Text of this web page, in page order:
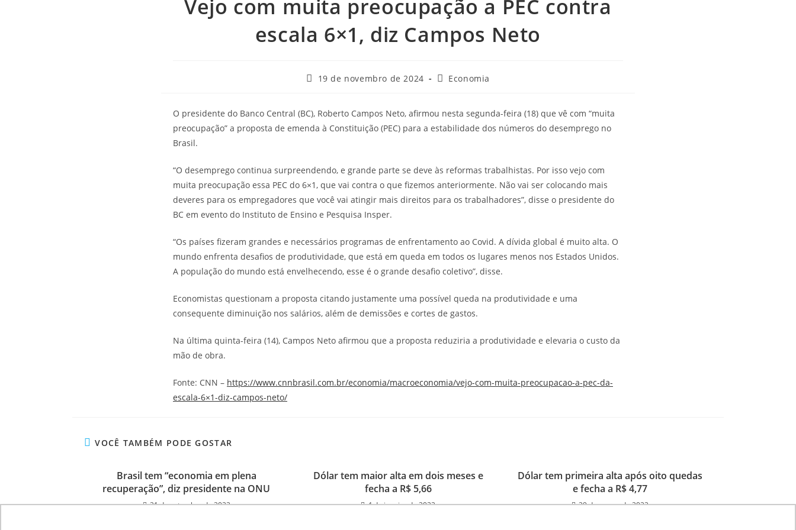
Vejo com muita preocupação a PEC contra
escala 6×1, diz Campos Neto
19 de novembro de 2024 Economia
O presidente do Banco Central (BC), Roberto Campos Neto, afirmou nesta segunda-feira (18) que vê com “muita
preocupação” a proposta de emenda à Constituição (PEC) para a estabilidade dos números do desemprego no
Brasil.
“O desemprego continua surpreendendo, e grande parte se deve às reformas trabalhistas. Por isso vejo com
muita preocupação essa PEC do 6×1, que vai contra o que fizemos anteriormente. Não vai ser colocando mais
deveres para os empregadores que você vai atingir mais direitos para os trabalhadores”, disse o presidente do
BC em evento do Instituto de Ensino e Pesquisa Insper.
“Os países fizeram grandes e necessários programas de enfrentamento ao Covid. A dívida global é muito alta. O
mundo enfrenta desafios de produtividade, que está em queda em todos os lugares menos nos Estados Unidos.
A população do mundo está envelhecendo, esse é o grande desafio coletivo”, disse.
Economistas questionam a proposta citando justamente uma possível queda na produtividade e uma
consequente diminuição nos salários, além de demissões e cortes de gastos.
Na última quinta-feira (14), Campos Neto afirmou que a proposta reduziria a produtividade e elevaria o custo da
mão de obra.
Fonte: CNN – https://www.cnnbrasil.com.br/economia/macroeconomia/vejo-com-muita-preocupacao-a-pec-da-
escala-6×1-diz-campos-neto/
VOCÊ TAMBÉM PODE GOSTAR
Brasil tem “economia em plena
recuperação”, diz presidente na ONU
21 de setembro de 2022
Dólar tem maior alta em dois meses e
fecha a R$ 5,66
4 de janeiro de 2022
Dólar tem primeira alta após oito quedas
e fecha a R$ 4,77
29 de março de 2022